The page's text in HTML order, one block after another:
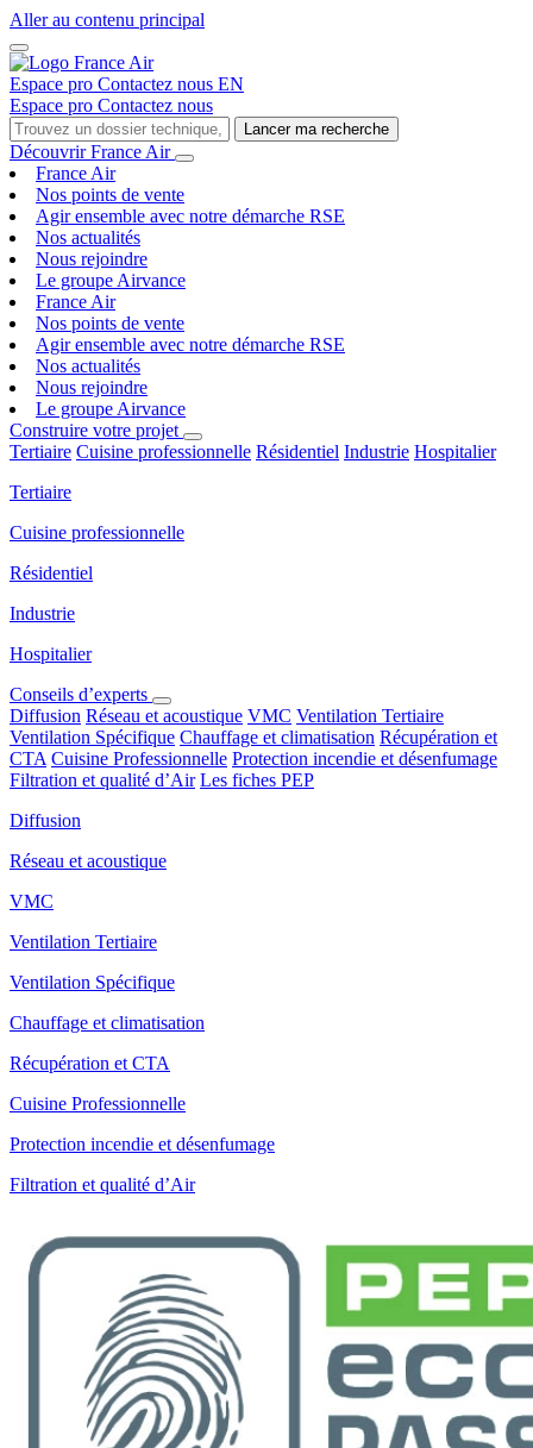
Aller au contenu principal
Espace pro Contactez nous EN
Espace pro Contactez nous
Lancer ma recherche
Découvrir France Air
France Air
Nos points de vente
Agir ensemble avec notre démarche RSE
Nos actualités
Nous rejoindre
Le groupe Airvance
France Air
Nos points de vente
Agir ensemble avec notre démarche RSE
Nos actualités
Nous rejoindre
Le groupe Airvance
Construire votre projet
Tertiaire Cuisine professionnelle Résidentiel Industrie Hospitalier
Tertiaire
Cuisine professionnelle
Résidentiel
Industrie
Hospitalier
Conseils d’experts
Diffusion Réseau et acoustique VMC Ventilation Tertiaire
Ventilation Spécifique Chauffage et climatisation Récupération et
CTA Cuisine Professionnelle Protection incendie et désenfumage
Filtration et qualité d’Air Les fiches PEP
Diffusion
Réseau et acoustique
VMC
Ventilation Tertiaire
Ventilation Spécifique
Chauffage et climatisation
Récupération et CTA
Cuisine Professionnelle
Protection incendie et désenfumage
Filtration et qualité d’Air